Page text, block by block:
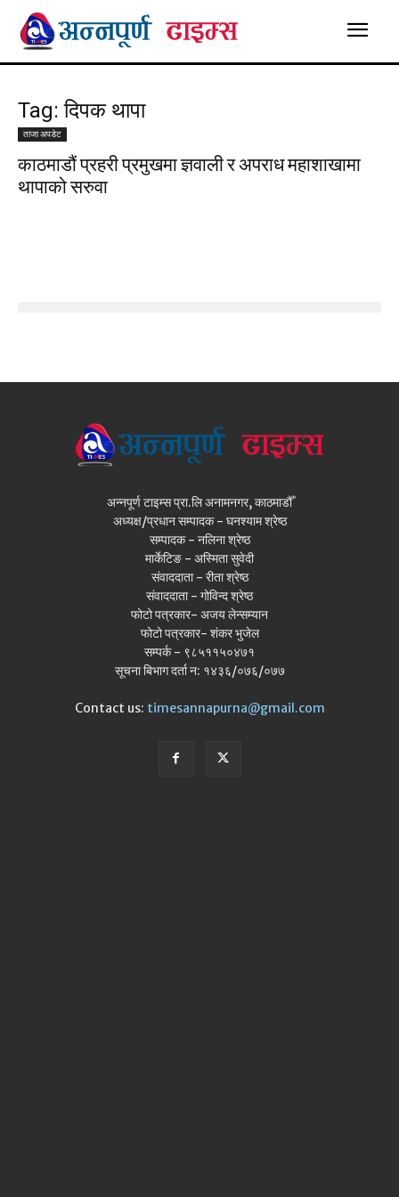
Tag: दिपक थापा
ताजा अपडेट
काठमाडौं प्रहरी प्रमुखमा ज्ञवाली र अपराध महाशाखामा
थापाको सरुवा
अन्नपूर्ण टाइम्स प्रा.लि अनामनगर, काठमाडौँ
अध्यक्ष/प्रधान सम्पादक - घनश्याम श्रेष्ठ
सम्पादक - नलिना श्रेष्ठ
मार्केटिङ - अस्मिता सुवेदी
संवाददाता - रीता श्रेष्ठ
संवाददाता - गोविन्द श्रेष्ठ
फोटो पत्रकार- अजय लेन्सम्यान
फोटो पत्रकार- शंकर भुजेल
सम्पर्क - ९८५११५०४७१
सूचना बिभाग दर्ता न: १४३६/०७६/०७७
Contact us: timesannapurna@gmail.com